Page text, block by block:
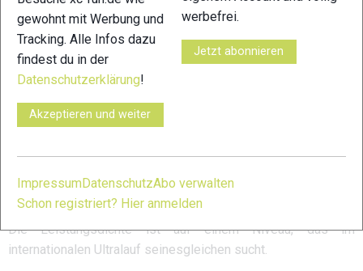
Abby Hall– Siegerin 2025
Fu-Zhao Xiang (China)
Ida Nilsson (Schweden)
Keely Henninger, Emily Hawgood, Hannah Allgood
Die Leistungsdichte ist auf einem Niveau, das im
internationalen Ultralauf seinesgleichen sucht.
gewohnt mit Werbung und
Tracking. Alle Infos dazu
findest du in der
Datenschutzerklärung!
Akzeptieren und weiter
werbefrei.
Jetzt abonnieren
Impressum DatenschutzAbo verwalten
Schon registriert? Hier anmelden